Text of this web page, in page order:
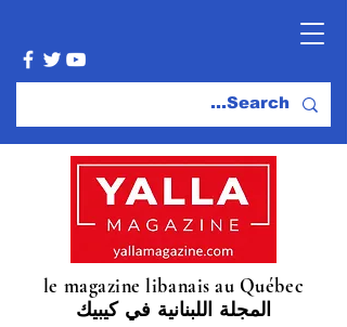
le magazine libanais au Québec
المجلة اللبنانية في كيبيك